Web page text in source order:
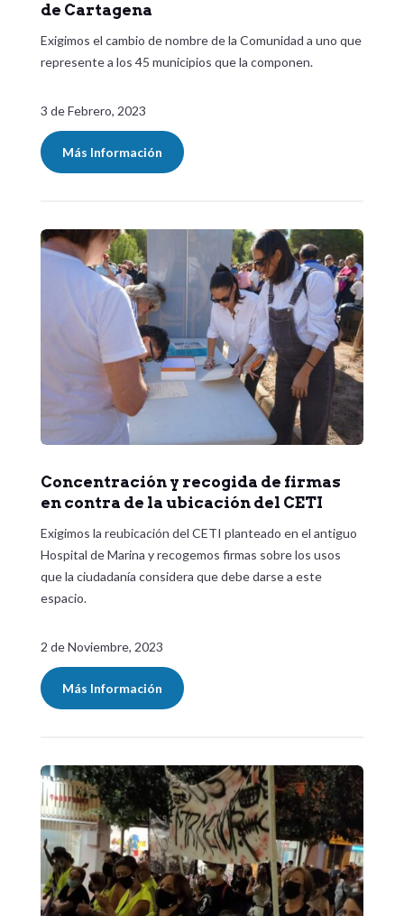
de Cartagena
Exigimos el cambio de nombre de la Comunidad a uno que
represente a los 45 municipios que la componen.
3 de Febrero, 2023
Más Información
Concentración y recogida de firmas
en contra de la ubicación del CETI
Exigimos la reubicación del CETI planteado en el antiguo
Hospital de Marina y recogemos firmas sobre los usos
que la ciudadanía considera que debe darse a este
espacio.
2 de Noviembre, 2023
Más Información